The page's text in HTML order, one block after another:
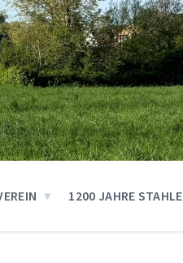
1200 JAHRE STAHLE